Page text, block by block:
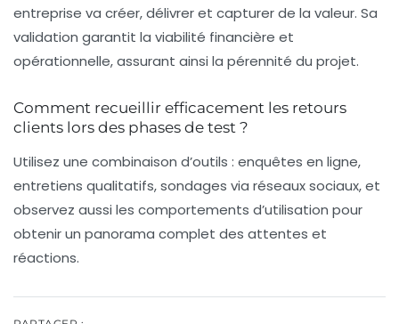
entreprise va créer, délivrer et capturer de la valeur. Sa
validation garantit la viabilité financière et
opérationnelle, assurant ainsi la pérennité du projet.
Comment recueillir efficacement les retours
clients lors des phases de test ?
Utilisez une combinaison d’outils : enquêtes en ligne,
entretiens qualitatifs, sondages via réseaux sociaux, et
observez aussi les comportements d’utilisation pour
obtenir un panorama complet des attentes et
réactions.